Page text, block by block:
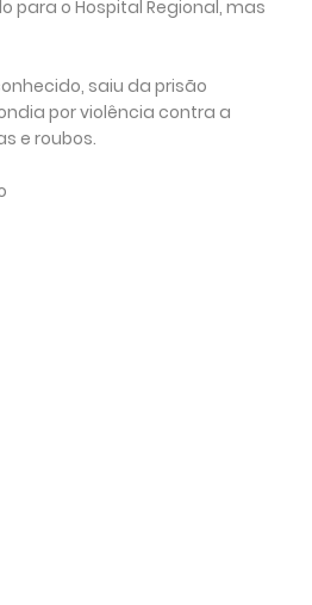
para o Hospital Regional, mas
saiu da prisão
por violência contra a
e roubos.